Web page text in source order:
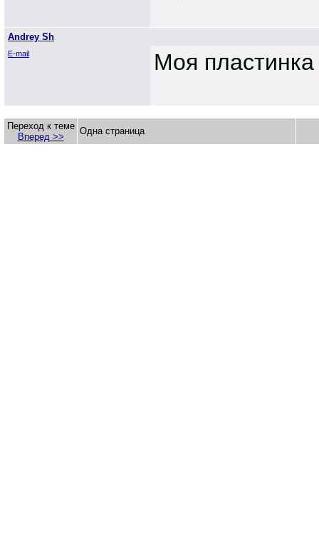
Andrey Sh
E-mail Моя
Переход к теме
Вперед >>
Одна страница